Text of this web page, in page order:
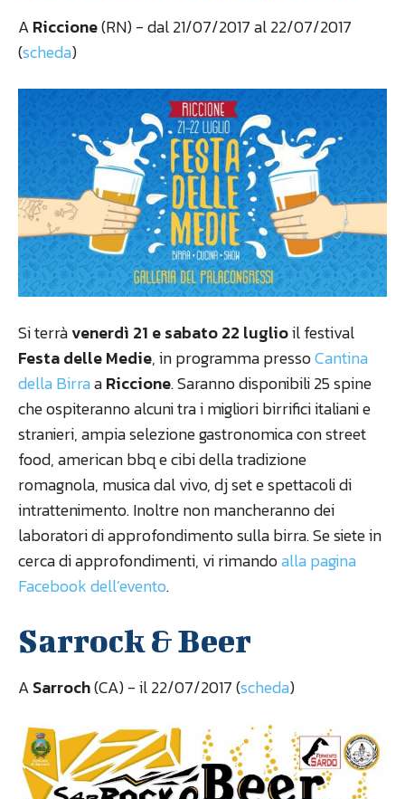
ARiccione(RN) - dal 21/07/2017 al 22/07/2017
(scheda)
Si terràvenerdì 21 e sabato 22 luglioil festival
Festa delle Medie, in programma pressoCantina
della BirraaRiccione. Saranno disponibili 25 spine
che ospiteranno alcuni tra i migliori birrifici italiani e
stranieri, ampia selezione gastronomica con street
food, american bbq e cibi della tradizione
romagnola, musica dal vivo, dj set e spettacoli di
intrattenimento. Inoltre non mancheranno dei
laboratori di approfondimento sulla birra. Se siete in
cerca di approfondimenti, vi rimandoalla pagina
Facebook dell’evento.
Sarrock & Beer
ASarroch(CA) - il 22/07/2017 (scheda)